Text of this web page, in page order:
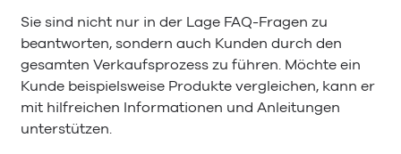
Sie sind nicht nur in der Lage FAQ-Fragen zu
beantworten, sondern auch Kunden durch den
gesamten Verkaufsprozess zu führen. Möchte ein
Kunde beispielsweise Produkte vergleichen, kann er
mit hilfreichen Informationen und Anleitungen
unterstützen.